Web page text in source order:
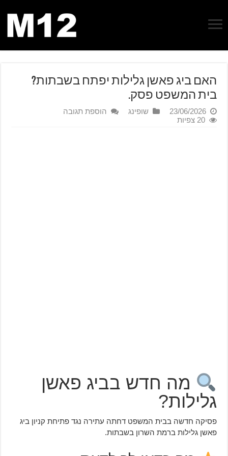
האם ביג פאשן גלילות יפתח בשבתות?
בית המשפט פסק.
23/06/2026 שופינג
הוספת תגובה
20 צפיות
מה חדש בביג פאשן
גלילות?
פסיקה חדשה בבית המשפט דחתה עתירה נגד פתיחת קניון ביג
פאשן גלילות ברמת השרון בשבתות.